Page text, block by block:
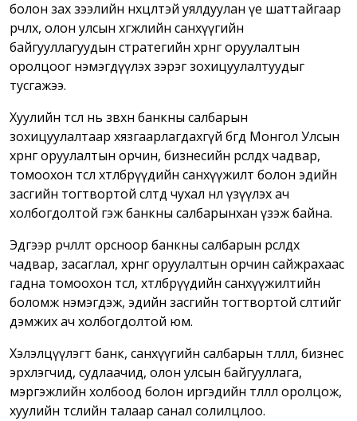
болон зах зээлийн нөхцөлтэй уялдуулан үе шаттайгаар
өөрчлөх, олон улсын хөгжлийн санхүүгийн
байгууллагуудын стратегийн хөрөнгө оруулалтын
оролцоог нэмэгдүүлэх зэрэг зохицуулалтуудыг
тусгажээ.
Хуулийн төсөл нь зөвхөн банкны салбарын
зохицуулалтаар хязгаарлагдахгүй бөгөөд Монгол Улсын
хөрөнгө оруулалтын орчин, бизнесийн өрсөлдөх чадвар,
томоохон төсөл хөтөлбөрүүдийн санхүүжилт болон эдийн
засгийн тогтвортой өсөлтөд чухал нөлөө үзүүлэх ач
холбогдолтой гэж банкны салбарынхан үзэж байна.
Эдгээр өөрчлөлт орсноор банкны салбарын өрсөлдөх
чадвар, засаглал, хөрөнгө оруулалтын орчин сайжрахаас
гадна томоохон төсөл, хөтөлбөрүүдийн санхүүжилтийн
боломж нэмэгдэж, эдийн засгийн тогтвортой өсөлтийг
дэмжих ач холбогдолтой юм.
Хэлэлцүүлэгт банк, санхүүгийн салбарын төлөөлөл, бизнес
эрхлэгчид, судлаачид, олон улсын байгууллага,
мэргэжлийн холбоод болон иргэдийн төлөөлөл оролцож,
хуулийн төслийн талаар санал солилцлоо.